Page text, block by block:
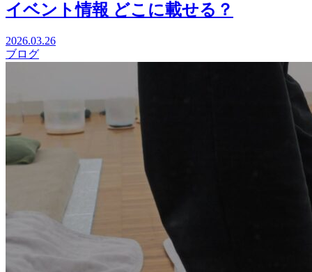
イベント情報 どこに載せる？
2026.03.26
ブログ